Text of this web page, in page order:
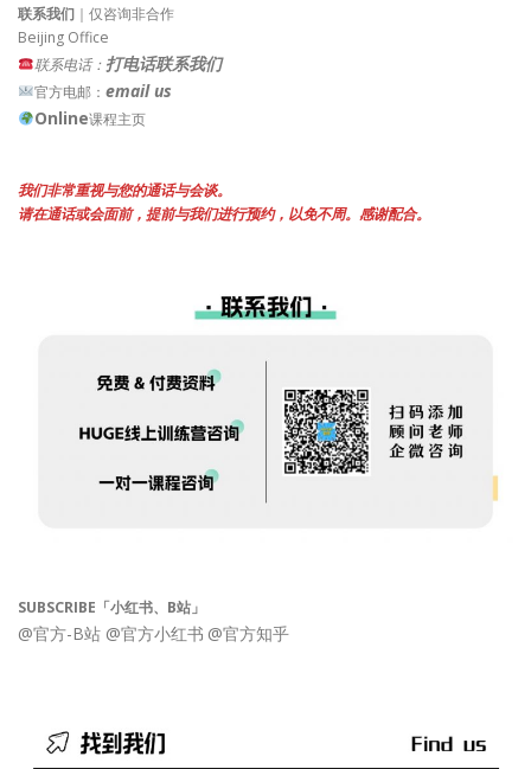
联系我们 ｜仅咨询非合作
Beijing Office
联系电话： 打电话联系我们
官方电邮： email us
Online课程主页
我们非常重视与您的通话与会谈。
请在通话或会面前，提前与我们进行预约，以免不周。感谢配合。
SUBSCRIBE「小红书、B站」
@官方-B站 @官方小红书 @官方知乎